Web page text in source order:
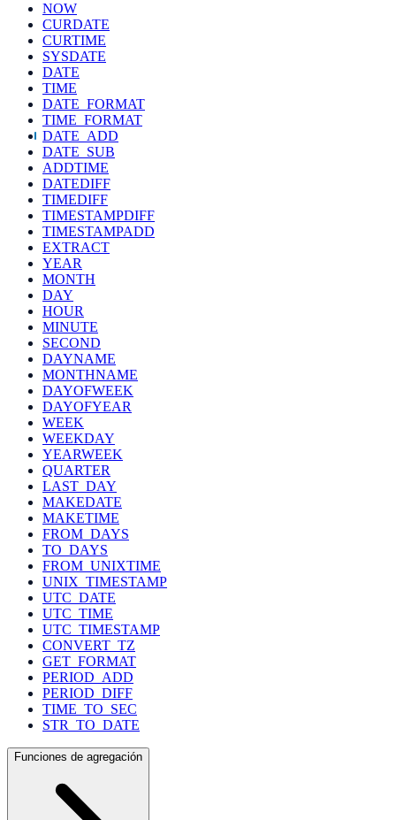
NOW
CURDATE
CURTIME
SYSDATE
DATE
TIME
DATE_FORMAT
TIME_FORMAT
DATE_ADD
DATE_SUB
ADDTIME
DATEDIFF
TIMEDIFF
TIMESTAMPDIFF
TIMESTAMPADD
EXTRACT
YEAR
MONTH
DAY
HOUR
MINUTE
SECOND
DAYNAME
MONTHNAME
DAYOFWEEK
DAYOFYEAR
WEEK
WEEKDAY
YEARWEEK
QUARTER
LAST_DAY
MAKEDATE
MAKETIME
FROM_DAYS
TO_DAYS
FROM_UNIXTIME
UNIX_TIMESTAMP
UTC_DATE
UTC_TIME
UTC_TIMESTAMP
CONVERT_TZ
GET_FORMAT
PERIOD_ADD
PERIOD_DIFF
TIME_TO_SEC
STR_TO_DATE
Funciones de agregación